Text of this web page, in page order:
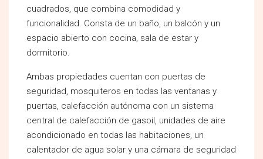
cuadrados, que combina comodidad y
funcionalidad. Consta de un baño, un balcón y un
espacio abierto con cocina, sala de estar y
dormitorio.
Ambas propiedades cuentan con puertas de
seguridad, mosquiteros en todas las ventanas y
puertas, calefacción autónoma con un sistema
central de calefacción de gasoil, unidades de aire
acondicionado en todas las habitaciones, un
calentador de agua solar y una cámara de seguridad